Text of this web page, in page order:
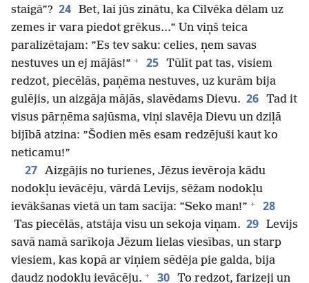
staigā”? 24 Bet, lai jūs zinātu, ka Cilvēka dēlam uz
zemes ir vara piedot grēkus...” Un viņš teica
paralizētajam: ”Es tev saku: celies, ņem savas
nestuves un ej mājās!” + 25 Tūlīt pat tas, visiem
redzot, piecēlās, paņēma nestuves, uz kurām bija
gulējis, un aizgāja mājās, slavēdams Dievu. 26 Tad it
visus pārņēma sajūsma, viņi slavēja Dievu un dziļā
bijībā atzina: ”Šodien mēs esam redzējuši kaut ko
neticamu!”
27 Aizgājis no turienes, Jēzus ievēroja kādu
nodokļu ievācēju, vārdā Levijs, sēžam nodokļu
ievākšanas vietā un tam sacīja: ”Seko man!” + 28
Tas piecēlās, atstāja visu un sekoja viņam. 29 Levijs
savā namā sarīkoja Jēzum lielas viesības, un starp
viesiem, kas kopā ar viņiem sēdēja pie galda, bija
daudz nodokļu ievācēju. + 30 To redzot, farizeji un